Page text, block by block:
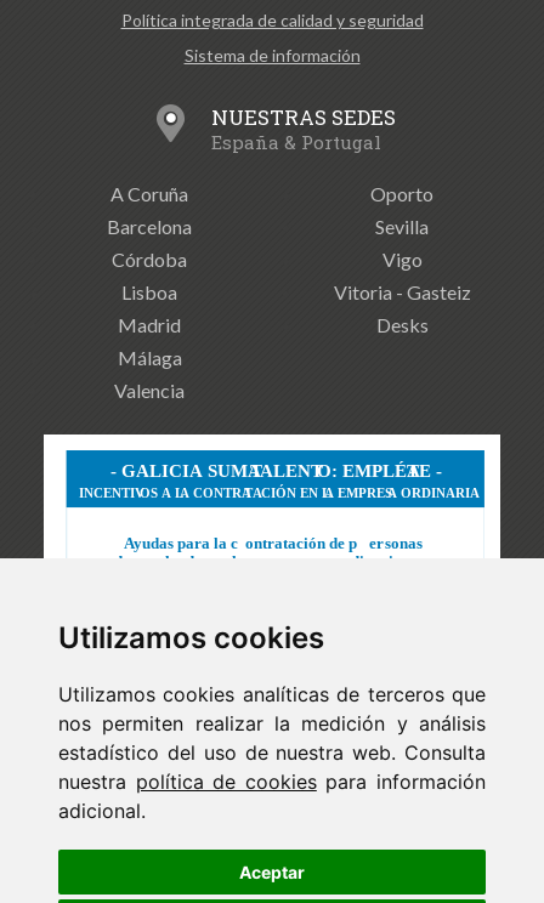
Utilizamos cookies
Utilizamos cookies analíticas de terceros que
nos permiten realizar la medición y análisis
estadístico del uso de nuestra web. Consulta
nuestra política de cookiespara información
adicional.
Aceptar
Política integrada de calidad y seguridad
Sistema de información
NUESTRAS SEDES
España & Portugal
A Coruña
Barcelona
Córdoba
Lisboa
Madrid
Málaga
Valencia
Oporto
Sevilla
Vigo
Vitoria - Gasteiz
Desks
ejaso_comunica@ejaso.com
(+34) 915 341 480